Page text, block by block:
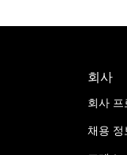
회사
회사 프
채용 정